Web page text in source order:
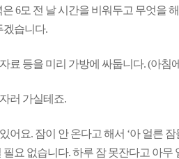
6모 전 날 시간을 비워두고 무엇을
겠습니다.
료 등을 미리 가방에 싸둡니다. (아
러 가실테죠.
어요. 잠이 안 온다고 해서 ‘아 얼른
요 없습니다. 하루 잠 못잔다고 아무